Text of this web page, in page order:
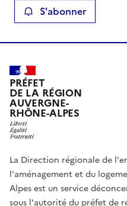
S'abonner
PRÉFET
DE LA RÉGION
AUVERGNE-
RHÔNE-ALPES
La Direction régionale de
l'aménagement et du
Alpes est un service
sous l'autorité du préfet de